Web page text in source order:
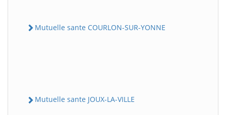
Mutuelle sante COURLON-SUR-YONNE
Mutuelle sante JOUX-LA-VILLE